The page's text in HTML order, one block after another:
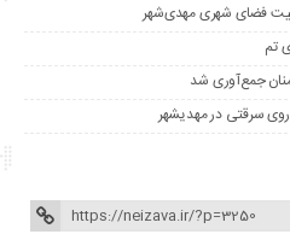
فضای شهری مهدی‌شهر
تم